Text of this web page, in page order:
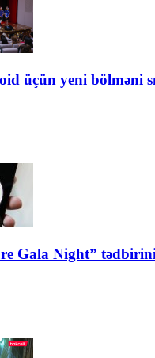
üçün yeni bölməni
Gala Night”